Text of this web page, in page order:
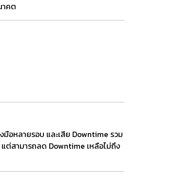
าคต
มือหลายรอบ และเสีย Downtime รวม
ต่สามารถลด Downtime เหลือไม่ถึง